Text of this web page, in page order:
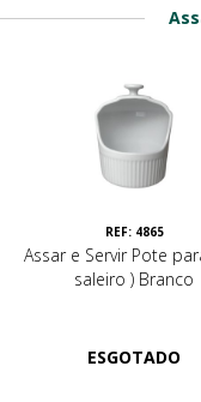
REF: 4865
Assar e Servir Pote
saleiro ) Branco
ESGOTADO